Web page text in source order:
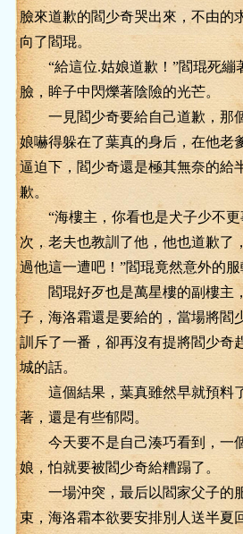
臉來道歉的閻少奇哭出來，不由的
向了閻琨。
“給這位.姑娘道歉！”閻琨死繃
臉，眸子中閃爍著陰險的光芒。
一見閻少奇要給自己道歉，那
娘嚇得躲在了葉真的身后，在他老
逼迫下，閻少奇還是極其無奈的給
歉。
“海樓主，你看也是犬子少不更
次，老夫也教訓了他，他也道歉了
過他這一遭吧！”閻琨竟然意外的服
閻琨好歹也是萬星樓的副樓主
子，海洛霜還是要給的，當場將閻
訓斥了一番，卻再沒有提將閻少奇
城的話。
這個結果，葉真雖然早就預料
著，還是有些郁悶。
今天要不是自己湊巧看到，一
娘，怕就要被閻少奇給糟蹋了。
一場沖突，最后以閻家父子的
束，海洛霜本欲要安排別人送半夏